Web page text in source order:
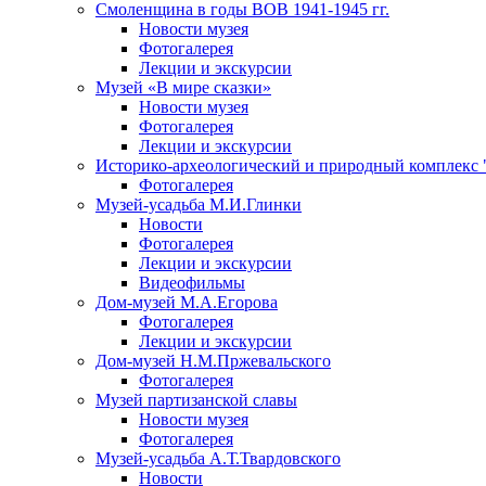
Смоленщина в годы ВОВ 1941-1945 гг.
Новости музея
Фотогалерея
Лекции и экскурсии
Музей «В мире сказки»
Новости музея
Фотогалерея
Лекции и экскурсии
Историко-археологический и природный комплекс
Фотогалерея
Музей-усадьба М.И.Глинки
Новости
Фотогалерея
Лекции и экскурсии
Видеофильмы
Дом-музей М.А.Егорова
Фотогалерея
Лекции и экскурсии
Дом-музей Н.М.Пржевальского
Фотогалерея
Музей партизанской славы
Новости музея
Фотогалерея
Музей-усадьба А.Т.Твардовского
Новости